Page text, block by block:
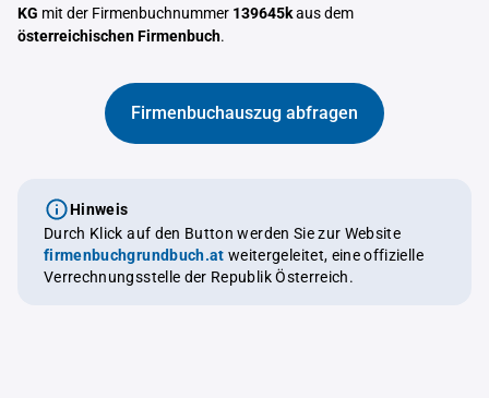
KG mit der Firmenbuchnummer 139645kaus dem
österreichischen Firmenbuch.
Firmenbuchauszug abfragen
Hinweis
Durch Klick auf den Button werden Sie zur Website
firmenbuchgrundbuch.at weitergeleitet, eine offizielle
Verrechnungsstelle der Republik Österreich.